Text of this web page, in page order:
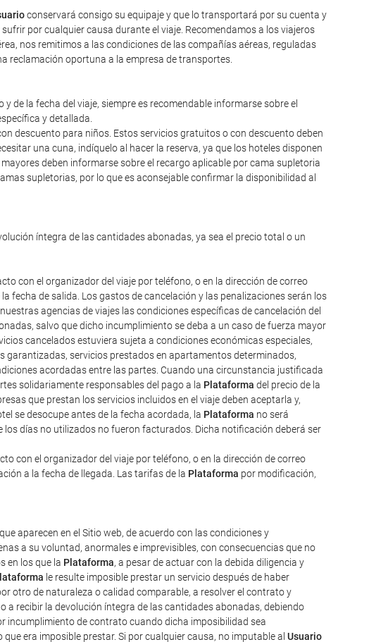
conservará consigo su equipaje y que lo transportará por su cuenta y
por cualquier causa durante el viaje. Recomendamos a los viajeros
nos remitimos a las condiciones de las compañías aéreas, reguladas
reclamación oportuna a la empresa de transportes.
de la fecha del viaje, siempre es recomendable informarse sobre el
y detallada.
descuento para niños. Estos servicios gratuitos o con descuento deben
una cuna, indíquelo al hacer la reserva, ya que los hoteles disponen
deben informarse sobre el recargo aplicable por cama supletoria
supletorias, por lo que es aconsejable confirmar la disponibilidad al
íntegra de las cantidades abonadas, ya sea el precio total o un
con el organizador del viaje por teléfono, o en la dirección de correo
fecha de salida. Los gastos de cancelación y las penalizaciones serán los
agencias de viajes las condiciones específicas de cancelación del
salvo que dicho incumplimiento se deba a un caso de fuerza mayor
cancelados estuviera sujeta a condiciones económicas especiales,
garantizadas, servicios prestados en apartamentos determinados,
acordadas entre las partes. Cuando una circunstancia justificada
solidariamente responsables del pago a la Plataforma del precio de la
que prestan los servicios incluidos en el viaje deben aceptarla y,
se desocupe antes de la fecha acordada, la Plataforma no será
días no utilizados no fueron facturados. Dicha notificación deberá ser
con el organizador del viaje por teléfono, o en la dirección de correo
a la fecha de llegada. Las tarifas de la Plataforma por modificación,
aparecen en el Sitio web, de acuerdo con las condiciones y
a su voluntad, anormales e imprevisibles, con consecuencias que no
en los que la Plataforma, a pesar de actuar con la debida diligencia y
le resulte imposible prestar un servicio después de haber
otro de naturaleza o calidad comparable, a resolver el contrato y
a recibir la devolución íntegra de las cantidades abonadas, debiendo
incumplimiento de contrato cuando dicha imposibilidad sea
era imposible prestar. Si por cualquier causa, no imputable al Usuario